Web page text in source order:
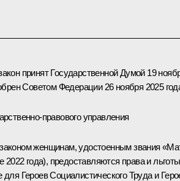
принят Государственной Думой 19
Советом Федерации 26 ноября 2025
правового управления
женщинам, удостоенным звания
2022 года), предоставляются права и
Героев Социалистического Труда и